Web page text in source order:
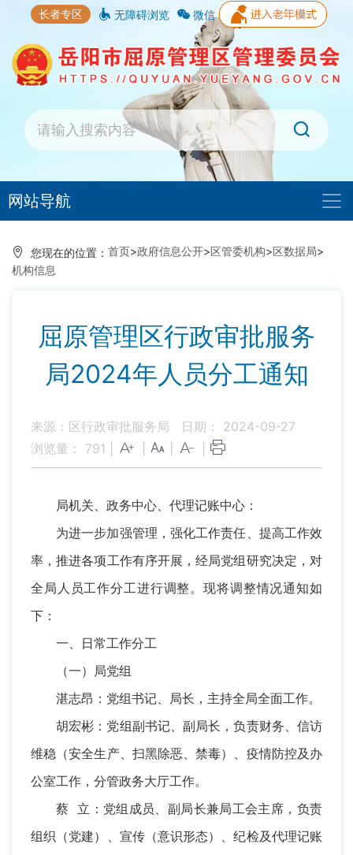
长者专区 无障碍浏览 微信
网站导航
您现在的位置： 首页>政府信息公开>区管委机构>区数据局>
机构信息
屈原管理区行政审批服务
局2024年人员分工通知
来源：区行政审批服务局
日期： 2024-09-27
浏览量： 791
局机关、政务中心、代理记账中心：
为进一步加强管理，强化工作责任、提高工作效
率，推进各项工作有序开展，经局党组研究决定，对
全局人员工作分工进行调整。现将调整情况通知如
下：
一、日常工作分工
（一）局党组
湛志昂：党组书记、局长，主持全局全面工作。
胡宏彬：党组副书记、副局长，负责财务、信访
维稳（安全生产、扫黑除恶、禁毒）、疫情防控及办
公室工作，分管政务大厅工作。
蔡 立：党组成员、副局长兼局工会主席，负责
组织（党建）、宣传（意识形态）、纪检及代理记账